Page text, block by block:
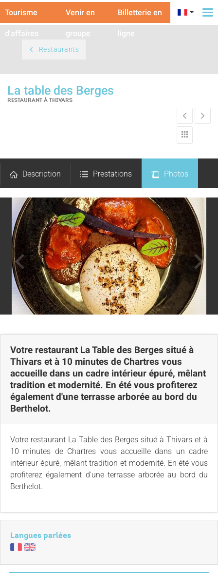
Tourisme
d'affaires
Venir en
groupe
Billetterie en
ligne
Restaurants
La table des Berges
RESTAURANT À THIVARS
Description Prestations Photos
Avis Carte
Votre restaurant La Table des Berges situé à
Thivars et à 10 minutes de Chartres vous
accueille dans un cadre intérieur épuré, mêlant
tradition et modernité. En été vous profiterez
également d'une terrasse arborée au bord du
Berthelot.
Votre restaurant La Table des Berges situé à Thivars et à
10 minutes de Chartres vous accueille dans un cadre
intérieur épuré, mêlant tradition et modernité. En été vous
profiterez également d'une terrasse arborée au bord du
Berthelot.
Langues parlées